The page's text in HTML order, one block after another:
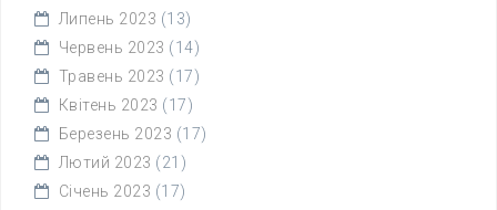
Липень 2023 (13)
Червень 2023 (14)
Травень 2023 (17)
Квітень 2023 (17)
Березень 2023 (17)
Лютий 2023 (21)
Січень 2023 (17)